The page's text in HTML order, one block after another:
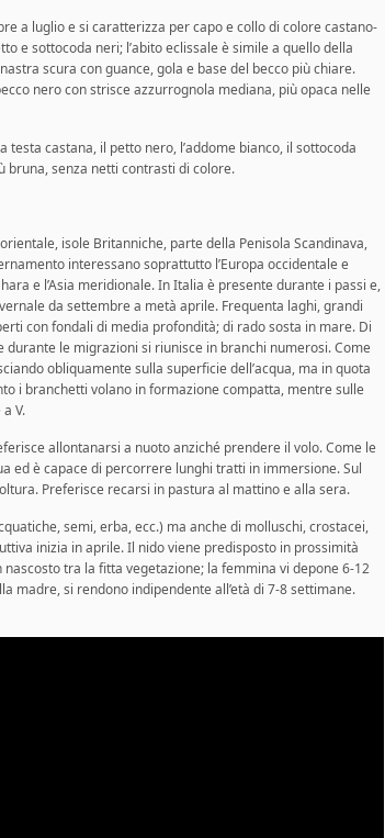
a luglio e si caratterizza per capo e collo di colore castano-
e sottocoda neri; l’abito eclissale è simile a quello della
scura con guance, gola e base del becco più chiare.
nero con strisce azzurrognola mediana, più opaca nelle
castana, il petto nero, l’addome bianco, il sottocoda
bruna, senza netti contrasti di colore.
isole Britanniche, parte della Penisola Scandinava,
interessano soprattutto l’Europa occidentale e
e l’Asia meridionale. In Italia è presente durante i passi e,
da settembre a metà aprile. Frequenta laghi, grandi
con fondali di media profondità; di rado sosta in mare. Di
le migrazioni si riunisce in branchi numerosi. Come
obliquamente sulla superficie dell’acqua, ma in quota
i branchetti volano in formazione compatta, mentre sulle
V.
allontanarsi a nuoto anziché prendere il volo. Come le
ed è capace di percorrere lunghi tratti in immersione. Sul
Preferisce recarsi in pastura al mattino e alla sera.
semi, erba, ecc.) ma anche di molluschi, crostacei,
inizia in aprile. Il nido viene predisposto in prossimità
nascosto tra la fitta vegetazione; la femmina vi depone 6-12
madre, si rendono indipendente all’età di 7-8 settimane.